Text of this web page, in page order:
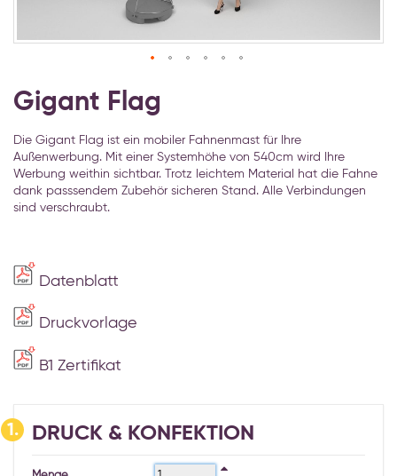
Anfang
der
springen
Gigant Flag
Die Gigant Flag ist ein mobiler Fahnenmast für Ihre
Außenwerbung. Mit einer Systemhöhe von 540cm wird Ihre
Werbung weithin sichtbar. Trotz leichtem Material hat die Fahne
dank passsendem Zubehör sicheren Stand. Alle Verbindungen
sind verschraubt.
Datenblatt
Druckvorlage
B1 Zertifikat
1. DRUCK & KONFEKTION